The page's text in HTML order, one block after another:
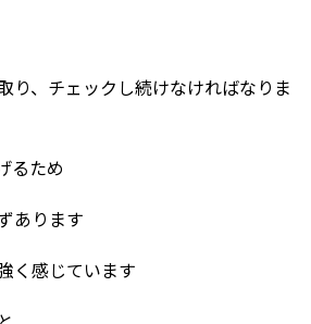
り、チェックし続けなければなりま
るため
あります
く感じています